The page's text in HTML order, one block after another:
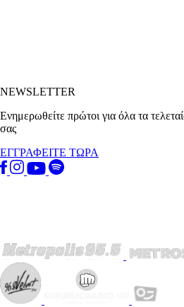
NEWSLETTER
Ενημερωθείτε πρώτοι για όλα τα
σας
ΕΓΓΡΑΦΕΙΤΕ ΤΩΡΑ